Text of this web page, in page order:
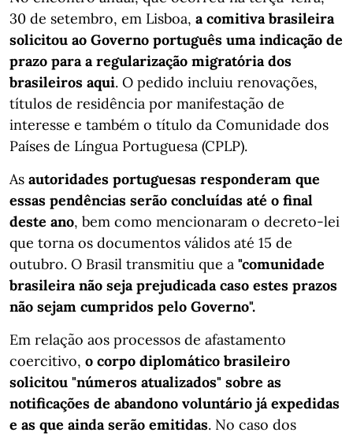
30 de setembro, em Lisboa, a comitiva brasileira
solicitou ao Governo português uma indicação de
prazo para a regularização migratória dos
brasileiros aqui. O pedido incluiu renovações,
títulos de residência por manifestação de
interesse e também o título da Comunidade dos
Países de Língua Portuguesa (CPLP).
As autoridades portuguesas responderam que
essas pendências serão concluídas até o final
deste ano, bem como mencionaram o decreto-lei
que torna os documentos válidos até 15 de
outubro. O Brasil transmitiu que a "comunidade
brasileira não seja prejudicada caso estes prazos
não sejam cumpridos pelo Governo".
Em relação aos processos de afastamento
coercitivo, o corpo diplomático brasileiro
solicitou "números atualizados" sobre as
notificações de abandono voluntário já expedidas
e as que ainda serão emitidas. No caso dos